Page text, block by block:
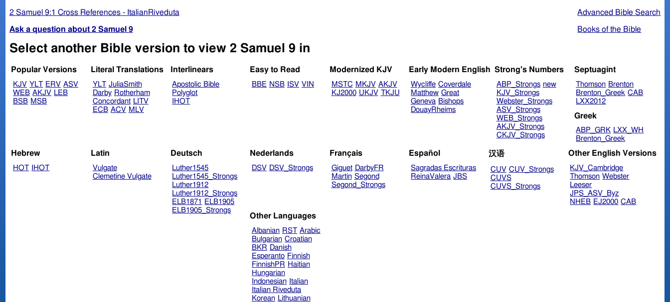
Advanced Bible Search
Books of the Bible
2 Samuel 9:1 Cross References - ItalianRiveduta
Ask a question about 2 Samuel 9
Select another Bible version to view 2 Samuel 9 in
Popular Versions
KJV YLT ERV ASV
WEB AKJV LEB
BSB MSB
Literal Translations
YLT JuliaSmith
Darby Rotherham
Concordant LITV
ECB ACV MLV
Interlinears
Apostolic Bible
Polyglot
IHOT
Easy to Read
BBE NSB ISV VIN
Modernized KJV
MSTC MKJV AKJV
KJ2000 UKJV TKJU
Early Modern English
Wycliffe Coverdale
Matthew Great
Geneva Bishops
DouayRheims
Strong's Numbers
ABP_Strongs new
KJV_Strongs
Webster_Strongs
ASV_Strongs
WEB_Strongs
AKJV_Strongs
CKJV_Strongs
Septuagint
Thomson Brenton
Brenton_Greek CAB
LXX2012
Greek
ABP_GRK LXX_WH
Brenton_Greek
Hebrew
HOT IHOT
Latin
Vulgate
Clemetine Vulgate
Deutsch
Luther1545
Luther1545_Strongs
Luther1912
Luther1912_Strongs
ELB1871
ELB1905
ELB1905_Strongs
Nederlands
DSV DSV_Strongs
Français
Giguet DarbyFR
Martin Segond
Segond_Strongs
Español
Sagradas Escrituras
ReinaValera JBS
汉语
CUV CUV_Strongs
CUVS
CUVS_Strongs
Other English Versions
KJV_Cambridge
Thomson Webster
Leeser
JPS_ASV_Byz
NHEB EJ2000 CAB
Other Languages
Albanian RST Arabic
Bulgarian Croatian
BKR Danish
Esperanto Finnish
FinnishPR Haitian
Hungarian
Indonesian
Italian
Italian Riveduta
Korean Lithuanian